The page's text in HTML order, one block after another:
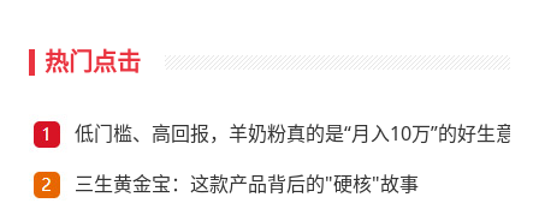
热门点击
低门槛、高回报，羊奶粉真的是“月入10万”的好生意？
三生黄金宝：这款产品背后的"硬核"故事